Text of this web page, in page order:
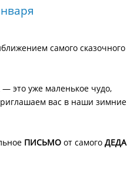
самого сказочного
это уже маленькое чудо,
вас в наши зимние
ПИСЬМО от самого ДЕДА